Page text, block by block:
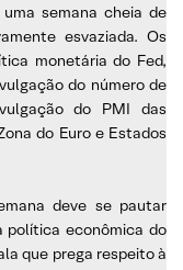
semana cheia de
esvaziada. Os
monetária do Fed,
do número de
do PMI das
do Euro e Estados
deve se pautar
política econômica do
que prega respeito à